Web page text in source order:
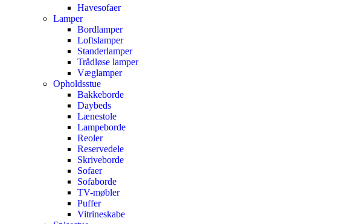
Havesofaer
Lamper
Bordlamper
Loftslamper
Standerlamper
Trådløse lamper
Væglamper
Opholdsstue
Bakkeborde
Daybeds
Lænestole
Lampeborde
Reoler
Reservedele
Skriveborde
Sofaer
Sofaborde
TV-møbler
Puffer
Vitrineskabe